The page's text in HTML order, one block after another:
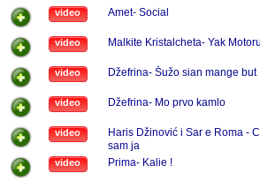
video Amet- Social
video Malkite Kristalcheta- Yak Motoru
video Džefrina- Šužo sian mange but
video Džefrina- Mo prvo kamlo
video
Haris Džinović i Sar e Roma -
sam ja
video Prima- Kalie !